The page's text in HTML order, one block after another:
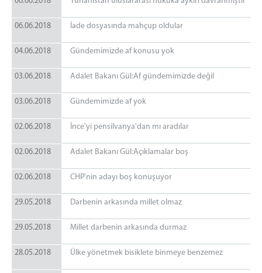
06.06.2018 İade dosyasında mahçup oldular
04.06.2018 Gündemimizde af konusu yok
03.06.2018 Adalet Bakanı Gül:Af gündemimizde değil
03.06.2018 Gündemimizde af yok
02.06.2018 İnce'yi pensilvanya'dan mı aradılar
02.06.2018 Adalet Bakanı Gül:Açıklamalar boş
02.06.2018 CHP'nin adayı boş konuşuyor
29.05.2018 Darbenin arkasında millet olmaz
29.05.2018 Millet darbenin arkasında durmaz
28.05.2018 Ülke yönetmek bisiklete binmeye benzemez